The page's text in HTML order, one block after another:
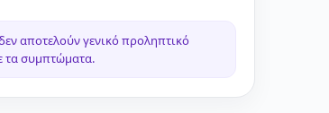
αποτελούν γενικό προληπτικό
τα συμπτώματα.